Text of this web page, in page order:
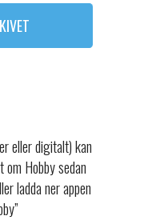
eller digitalt) kan
om Hobby sedan
ladda ner appen